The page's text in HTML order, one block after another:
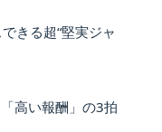
きる超“堅実ジャ
高い報酬」の3拍